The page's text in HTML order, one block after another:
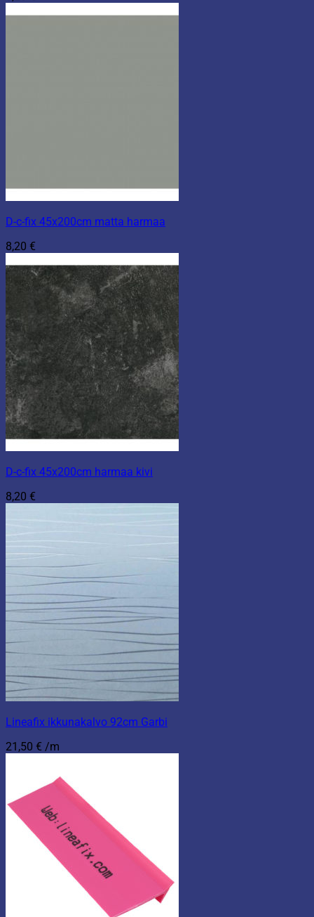
D-c-fix 45x200cm matta harmaa
8,20 €
D-c-fix 45x200cm harmaa kivi
8,20 €
Lineafix ikkunakalvo 92cm Garbi
21,50 € /m